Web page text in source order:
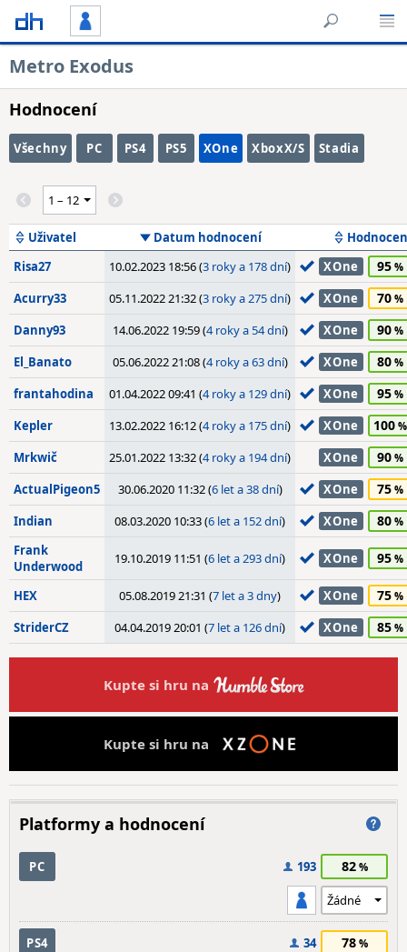
Metro Exodus
Hodnocení
Všechny PC PS4 PS5 XOne XboxX/S Stadia
Uživatel Datum hodnocení
Risa27
10.02.2023 18:56 (3 roky a 178 dní) XOne 95
Acurry33 05.11.2022 21:32 (3 roky a 275 dní) XOne 70
Danny93 14.06.2022 19:59 (4 roky a 54 dní) XOne 90
El_Banato 05.06.2022 21:08 (4 roky a 63 dní) XOne 80
frantahodina 01.04.2022 09:41 (4 roky a 129 dní) XOne 95
Kepler 13.02.2022 16:12 (4 roky a 175 dní) XOne 100
Mrkwič 25.01.2022 13:32 (4 roky a 194 dní) XOne 90
ActualPigeon5 30.06.2020 11:32 (6 let a 38 dní) XOne 75
Indian 08.03.2020 10:33 (6 let a 152 dní) XOne 80
Frank
Underwood
19.10.2019 11:51 (6 let a 293 dní) XOne 95
HEX 05.08.2019 21:31 (7 let a 3 dny) XOne 75
StriderCZ 04.04.2019 20:01 (7 let a 126 dní) XOne 85
Kupte si hru na
Kupte si hru na
Platformy a hodnocení
PC 193 82
PS4 34 78